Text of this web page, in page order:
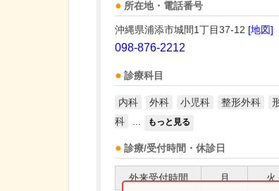
所在地・電話番号
沖縄県浦添市城間1丁目37-12 [地図]
098-876-2212
診療科目
内科 外科 小児科 整形外科
科
もっと見る
診療/受付時間・休診日
外来受付時間 月 火